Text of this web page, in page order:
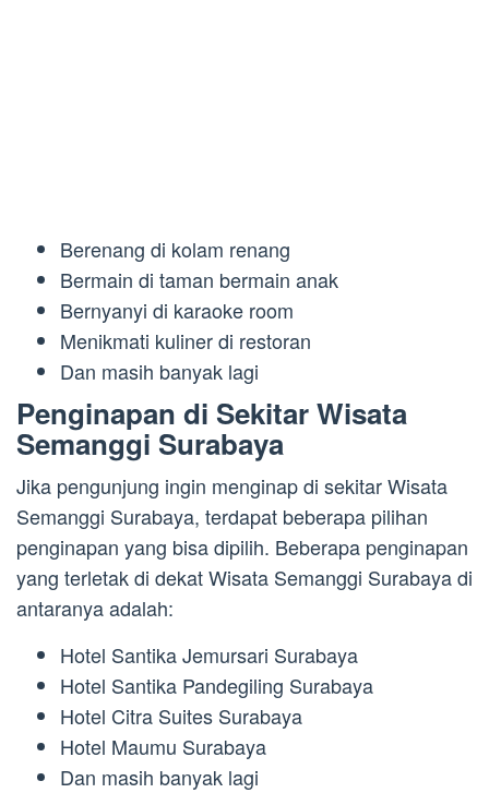
Berenang di kolam renang
Bermain di taman bermain anak
Bernyanyi di karaoke room
Menikmati kuliner di restoran
Dan masih banyak lagi
Penginapan di Sekitar Wisata
Semanggi Surabaya
Jika pengunjung ingin menginap di sekitar Wisata
Semanggi Surabaya, terdapat beberapa pilihan
penginapan yang bisa dipilih. Beberapa penginapan
yang terletak di dekat Wisata Semanggi Surabaya di
antaranya adalah:
Hotel Santika Jemursari Surabaya
Hotel Santika Pandegiling Surabaya
Hotel Citra Suites Surabaya
Hotel Maumu Surabaya
Dan masih banyak lagi